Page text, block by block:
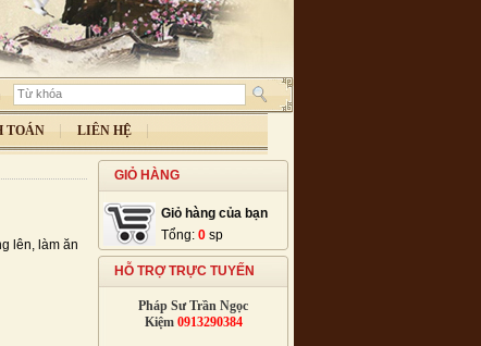
TOÁN LIÊN HỆ
lên, làm ăn
GIỎ HÀNG
Giỏ hàng của bạn
Tổng: 0 sp
HỖ TRỢ TRỰC TUYẾN
Pháp Sư Trần Ngọc
Kiệm 0913290384